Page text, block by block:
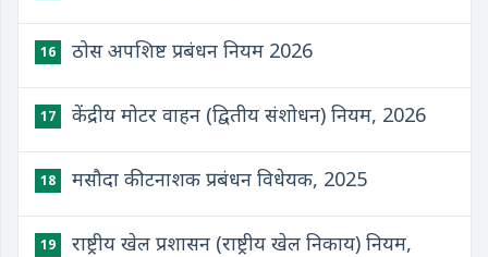
16 ठोस अपशिष्ट प्रबंधन नियम 2026
17 केंद्रीय मोटर वाहन (द्वितीय संशोधन) नियम, 2026
18 मसौदा कीटनाशक प्रबंधन विधेयक, 2025
19
राष्ट्रीय खेल प्रशासन (राष्ट्रीय खेल निकाय) नियम,